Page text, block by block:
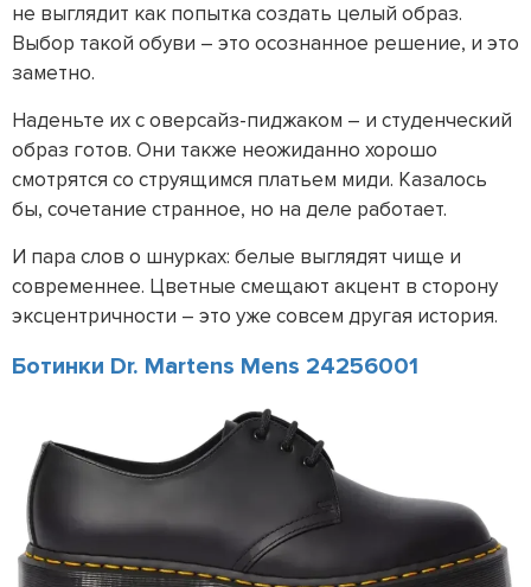
не выглядит как попытка создать целый образ.
Выбор такой обуви – это осознанное решение, и это
заметно.
Наденьте их с оверсайз-пиджаком – и студенческий
образ готов. Они также неожиданно хорошо
смотрятся со струящимся платьем миди. Казалось
бы, сочетание странное, но на деле работает.
И пара слов о шнурках: белые выглядят чище и
современнее. Цветные смещают акцент в сторону
эксцентричности – это уже совсем другая история.
Ботинки Dr. Martens Mens 24256001